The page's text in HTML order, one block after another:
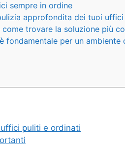
sempre in ordine
approfondita dei tuoi uffici
trovare la soluzione più
per un
puliti e ordinati